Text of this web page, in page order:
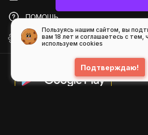
ПОМОЩЬ
API GIFS
Пользуясь нашим сайтом, вы
вам 18 лет и соглашаетесь с тем,
используем cookies
Подтверждаю!